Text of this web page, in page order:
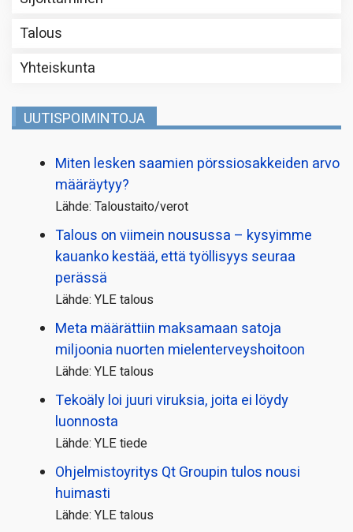
Talous
Yhteiskunta
UUTISPOIMINTOJA
Miten lesken saamien pörssi­osakkeiden arvo
määräytyy?
Lähde: Taloustaito/verot
Talous on viimein nousussa – kysyimme
kauanko kestää, että työllisyys seuraa
perässä
Lähde: YLE talous
Meta määrättiin maksamaan satoja
miljoonia nuorten mielenterveyshoitoon
Lähde: YLE talous
Tekoäly loi juuri viruksia, joita ei löydy
luonnosta
Lähde: YLE tiede
Ohjelmistoyritys Qt Groupin tulos nousi
huimasti
Lähde: YLE talous